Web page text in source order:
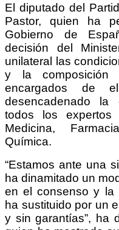
El diputado del
Pastor, quien ha
Gobierno de
decisión del
unilateral las
y la composición
encargados de
desencadenado la
todos los
Medicina,
Química.
“Estamos ante una
ha dinamitado un
en el consenso y la
ha sustituido por un
y sin garantías”, ha